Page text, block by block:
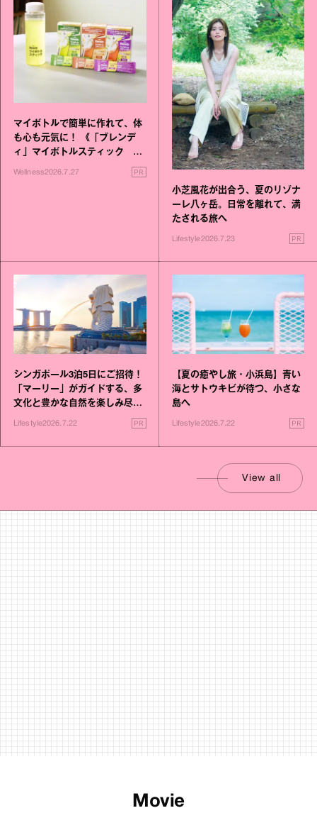
マイボトルで簡単に作れて、体
も心も元気に！ 《「ブレンデ
ィ」マイボトルスティック い
いこと毎日》シリーズが誕生
Wellness2026.7.27 PR
小芝風花が出合う、夏のリゾナ
ーレ八ヶ岳。日常を離れて、満
たされる旅へ
Lifestyle2026.7.23 PR
シンガポール3泊5日にご招待！
「マーリー」がガイドする、多
文化と豊かな自然を楽しみ尽く
Lifestyle2026.7.22 PR
【夏の癒やし旅・小浜島】青い
海とサトウキビが待つ、小さな
島へ
Lifestyle2026.7.22 PR
View all